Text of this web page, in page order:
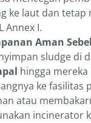
ke laut dan
Annex I.
Aman
sludge di
hingga mereka
ke fasilitas
atau
incinerator